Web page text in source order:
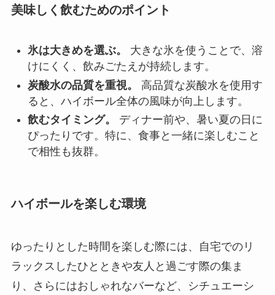
美味しく飲むためのポイント
氷は大きめを選ぶ。
大きな氷を使うことで、溶
けにくく、飲みごたえが持続します。
炭酸水の品質を重視。
高品質な炭酸水を使用す
ると、ハイボール全体の風味が向上します。
飲むタイミング。
ディナー前や、暑い夏の日に
ぴったりです。特に、食事と一緒に楽しむこと
で相性も抜群。
ハイボールを楽しむ環境
ゆったりとした時間を楽しむ際には、自宅でのリ
ラックスしたひとときや友人と過ごす際の集ま
り、さらにはおしゃれなバーなど、シチュエーシ